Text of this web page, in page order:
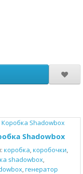
Shadowbox
коробка,коробочки,
shadowbox,
,генератор